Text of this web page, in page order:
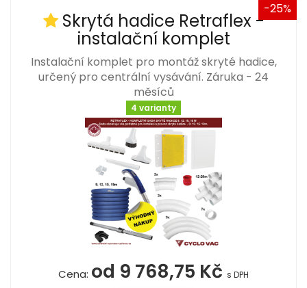
-25%
Skrytá hadice Retraflex -
instalační komplet
Instalační komplet pro montáž skryté hadice,
určený pro centrální vysávání. Záruka - 24
měsíců
4 varianty
Cena: od 9 768,75 Kč s DPH